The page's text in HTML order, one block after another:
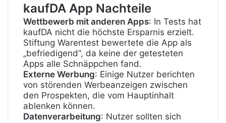
kaufDA App Nachteile
Wettbewerb mit anderen Apps: In Tests hat
kaufDA nicht die höchste Ersparnis erzielt.
Stiftung Warentest bewertete die App als
„befriedigend“, da keine der getesteten
Apps alle Schnäppchen fand.
Externe Werbung: Einige Nutzer berichten
von störenden Werbeanzeigen zwischen
den Prospekten, die vom Hauptinhalt
ablenken können.
Datenverarbeitung: Nutzer sollten sich